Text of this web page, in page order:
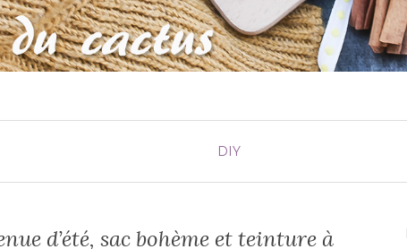
DIY
d’été, sac bohème et teinture à